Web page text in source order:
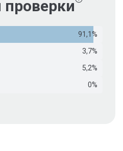
проверки
91,1%
3,7%
5,2%
0%